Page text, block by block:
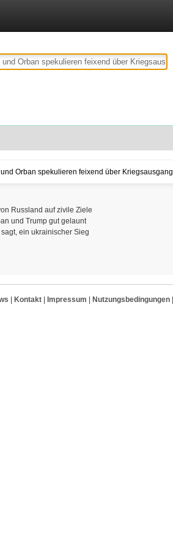
Orban spekulieren feixend über Kriegsausgang
Russland auf zivile Ziele
und Trump gut gelaunt
ein ukrainischer Sieg
Kontakt| Impressum Nutzungsbedingungen|